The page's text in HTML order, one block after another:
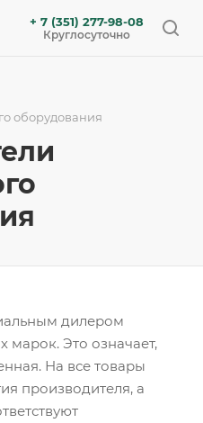
+ 7 (351) 277-98-08
Круглосуточно
оборудования
дилером
марок. Это означает,
На все товары
производителя, а